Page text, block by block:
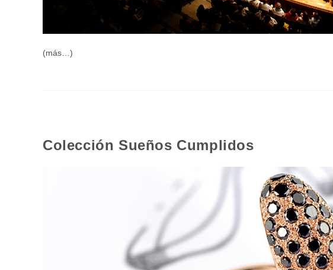
(más…)
Colección Sueños Cumplidos